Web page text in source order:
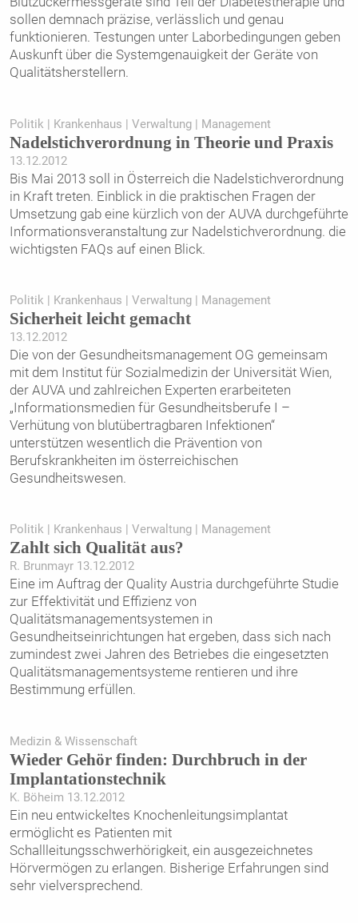
sollen demnach präzise, verlässlich und genau
funktionieren. Testungen unter Laborbedingungen geben
Auskunft über die Systemgenauigkeit der Geräte von
Qualitätsherstellern.
Politik | Krankenhaus | Verwaltung | Management
Nadelstichverordnung in Theorie und Praxis
13.12.2012
Bis Mai 2013 soll in Österreich die Nadelstichverordnung
in Kraft treten. Einblick in die praktischen Fragen der
Umsetzung gab eine kürzlich von der AUVA durchgeführte
Informationsveranstaltung zur Nadelstichverordnung. die
wichtigsten FAQs auf einen Blick.
Politik | Krankenhaus | Verwaltung | Management
Sicherheit leicht gemacht
13.12.2012
Die von der Gesundheitsmanagement OG gemeinsam
mit dem Institut für Sozialmedizin der Universität Wien,
der AUVA und zahlreichen Experten erarbeiteten
„Informationsmedien für Gesundheitsberufe I –
Verhütung von blutübertragbaren Infektionen“
unterstützen wesentlich die Prävention von
Berufskrankheiten im österreichischen
Gesundheitswesen.
Politik | Krankenhaus | Verwaltung | Management
Zahlt sich Qualität aus?
R. Brunmayr 13.12.2012
Eine im Auftrag der Quality Austria durchgeführte Studie
zur Effektivität und Effizienz von
Qualitätsmanagementsystemen in
Gesundheitseinrichtungen hat ergeben, dass sich nach
zumindest zwei Jahren des Betriebes die eingesetzten
Qualitätsmanagementsysteme rentieren und ihre
Bestimmung erfüllen.
Medizin & Wissenschaft
Wieder Gehör finden: Durchbruch in der
Implantationstechnik
K. Böheim 13.12.2012
Ein neu entwickeltes Knochenleitungsimplantat
ermöglicht es Patienten mit
Schallleitungsschwerhörigkeit, ein ausgezeichnetes
Hörvermögen zu erlangen. Bisherige Erfahrungen sind
sehr vielversprechend.